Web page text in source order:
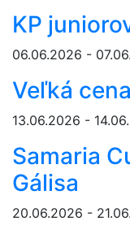
KP
06.06.2026 -
Veľká
13.06.2026 -
Samaria
Gálisa
20.06.2026 -